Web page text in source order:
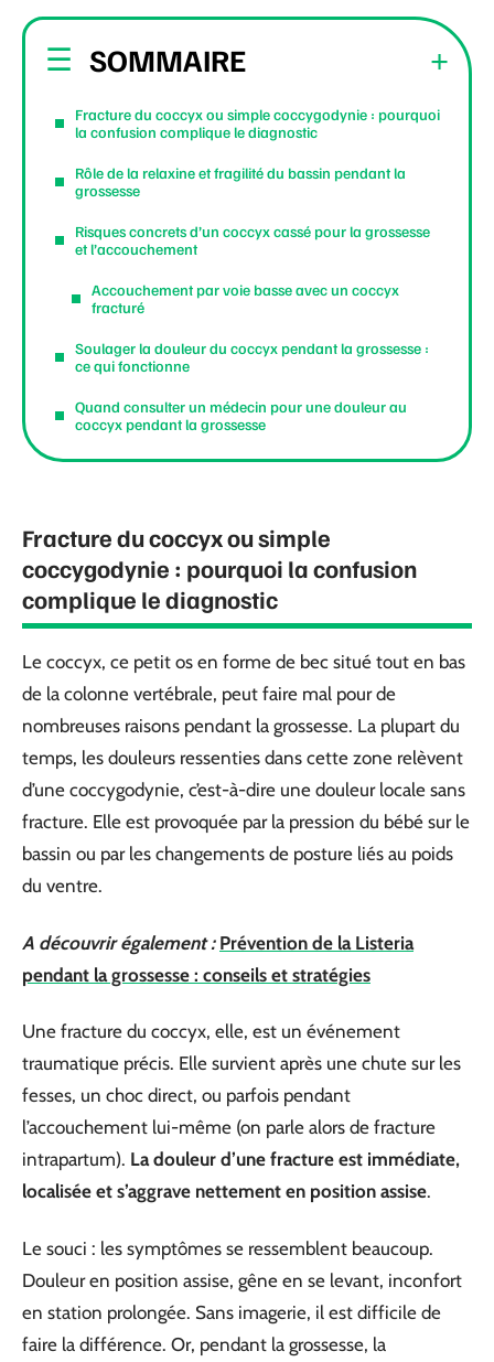
SOMMAIRE
Fracture du coccyx ou simple coccygodynie : pourquoi
la confusion complique le diagnostic
Rôle de la relaxine et fragilité du bassin pendant la
grossesse
Risques concrets d’un coccyx cassé pour la grossesse
et l’accouchement
Accouchement par voie basse avec un coccyx
fracturé
Soulager la douleur du coccyx pendant la grossesse :
ce qui fonctionne
Quand consulter un médecin pour une douleur au
coccyx pendant la grossesse
Fracture du coccyx ou simple
coccygodynie : pourquoi la confusion
complique le diagnostic
Le coccyx, ce petit os en forme de bec situé tout en bas
de la colonne vertébrale, peut faire mal pour de
nombreuses raisons pendant la grossesse. La plupart du
temps, les douleurs ressenties dans cette zone relèvent
d’une coccygodynie, c’est-à-dire une douleur locale sans
fracture. Elle est provoquée par la pression du bébé sur le
bassin ou par les changements de posture liés au poids
du ventre.
A découvrir également : Prévention de la Listeria
pendant la grossesse : conseils et stratégies
Une fracture du coccyx, elle, est un événement
traumatique précis. Elle survient après une chute sur les
fesses, un choc direct, ou parfois pendant
l’accouchement lui-même (on parle alors de fracture
intrapartum). La douleur d’une fracture est immédiate,
localisée et s’aggrave nettement en position assise.
Le souci : les symptômes se ressemblent beaucoup.
Douleur en position assise, gêne en se levant, inconfort
en station prolongée. Sans imagerie, il est difficile de
faire la différence. Or, pendant la grossesse, la